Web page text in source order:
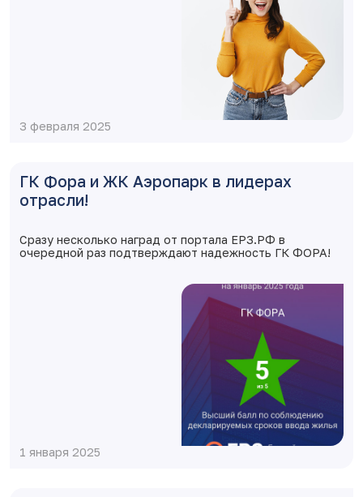
3 февраля 2025
ГК Фора и ЖК Аэропарк в лидерах
отрасли!
Сразу несколько наград от портала ЕРЗ.РФ в
очередной раз подтверждают надежность ГК ФОРА!
1 января 2025